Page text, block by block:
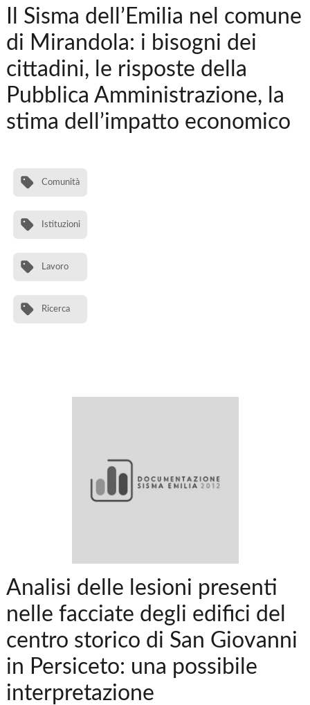
Il Sisma dell’Emilia nel comune
di Mirandola: i bisogni dei
cittadini, le risposte della
Pubblica Amministrazione, la
stima dell’impatto economico
Comunità
Istituzioni
Lavoro
Ricerca
Analisi delle lesioni presenti
nelle facciate degli edifici del
centro storico di San Giovanni
in Persiceto: una possibile
interpretazione